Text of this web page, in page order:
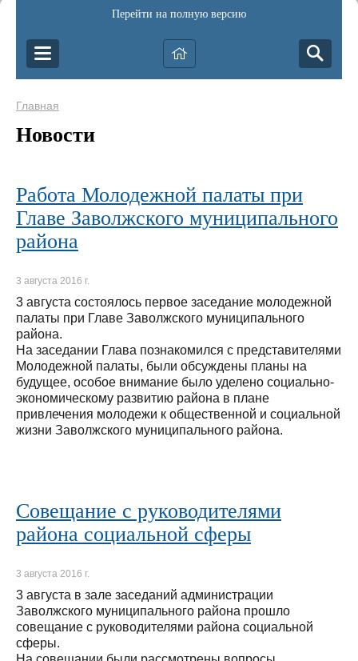
Перейти на полную версию
Главная
Новости
Работа Молодежной палаты при
Главе Заволжского муниципального
района
3 августа 2016 г.
3 августа состоялось первое заседание молодежной
палаты при Главе Заволжского муниципального
района.
На заседании Глава познакомился с представителями
Молодежной палаты, были обсуждены планы на
будущее, особое внимание было уделено социально-
экономическому развитию района в плане
привлечения молодежи к общественной и социальной
жизни Заволжского муниципального района.
Совещание с руководителями
района социальной сферы
3 августа 2016 г.
3 августа в зале заседаний администрации
Заволжского муниципального района прошло
совещание с руководителями района социальной
сферы.